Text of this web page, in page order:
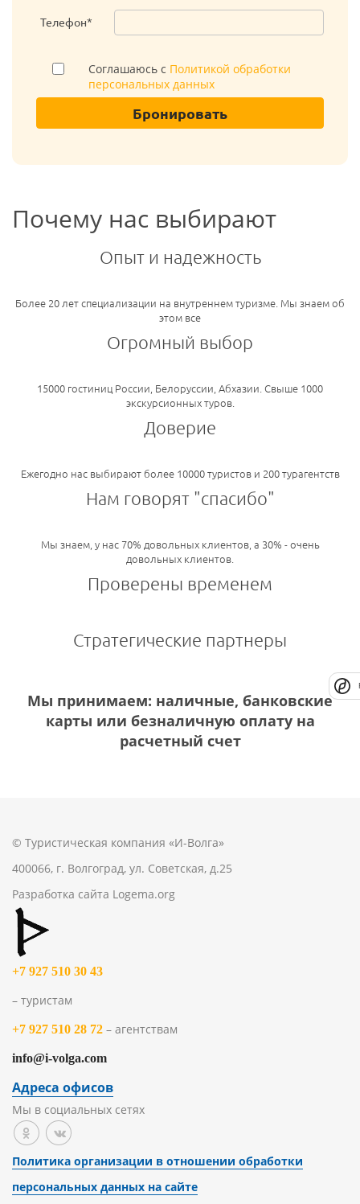
Телефон*
Соглашаюсь с Политикой обработки
персональных данных
Бронировать
Почему нас выбирают
Опыт и надежность
Более 20 лет специализации на внутреннем туризме. Мы знаем об
этом все
Огромный выбор
15000 гостиниц России, Белоруссии, Абхазии. Свыше 1000
экскурсионных туров.
Доверие
Ежегодно нас выбирают более 10000 туристов и 200 турагентств
Нам говорят "спасибо"
Мы знаем, у нас 70% довольных клиентов, а 30% - очень
довольных клиентов.
Проверены временем
Стратегические партнеры
Мы принимаем: наличные, банковские
карты или безналичную оплату на
расчетный счет
© Туристическая компания «И-Волга»
400066, г. Волгоград, ул. Советская, д.25
Разработка сайта Logema.org
+7 927 510 30 43
– туристам
+7 927 510 28 72 – агентствам
info@i-volga.com
Адреса офисов
Мы в социальных сетях
Политика организации в отношении обработки
персональных данных на сайте